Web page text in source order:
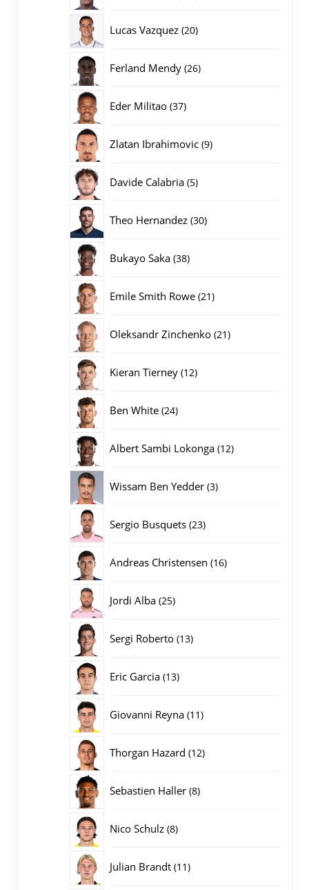
Lucas Vazquez 2020
Ferland Mendy 2626
Eder Militao 3737
Zlatan Ibrahimovic 99
Davide Calabria 55
Theo Hernandez 3030
Bukayo Saka 3838
Emile Smith Rowe 2121
Oleksandr Zinchenko 2121
Kieran Tierney 1212
Ben White 2424
Albert Sambi Lokonga 1212
Wissam Ben Yedder 33
Sergio Busquets 2323
Andreas Christensen 1616
Jordi Alba 2525
Sergi Roberto 1313
Eric Garcia 1313
Giovanni Reyna 1111
Thorgan Hazard 1212
Sebastien Haller 88
Nico Schulz 88
Julian Brandt 1111